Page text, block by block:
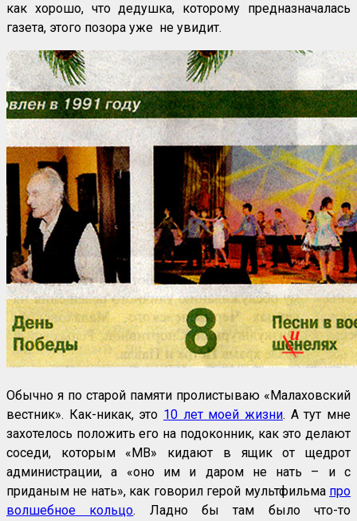
как хорошо, что дедушка, которому предназначалась
газета, этого позора уже не увидит.
Обычно я по старой памяти пролистываю «Малаховский
вестник». Как-никак, это 10 лет моей жизни. А тут мне
захотелось положить его на подоконник, как это делают
соседи, которым «МВ» кидают в ящик от щедрот
администрации, а «оно им и даром не нать – и с
приданым не нать», как говорил герой мультфильма про
волшебное кольцо. Ладно бы там было что-то